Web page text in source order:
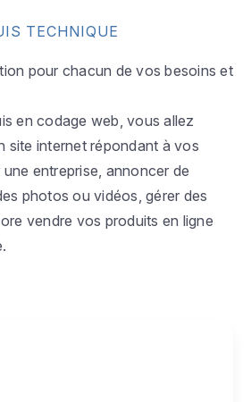
TECHNIQUE
pour chacun de vos besoins et
en codage web, vous allez
site internet répondant à vos
entreprise, annoncer de
photos ou vidéos, gérer des
vendre vos produits en ligne